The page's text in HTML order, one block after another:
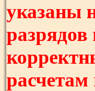
указаны
расчетам